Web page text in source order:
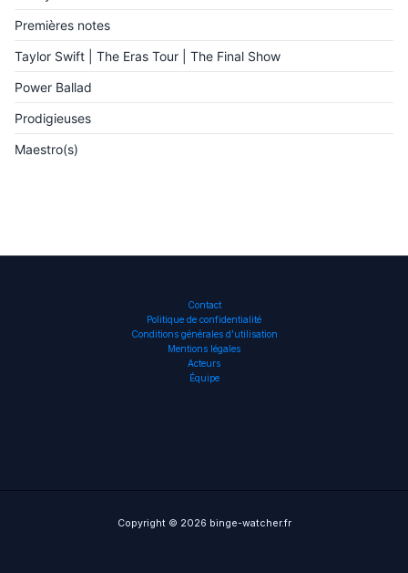
Premières notes
Taylor Swift | The Eras Tour | The Final Show
Power Ballad
Prodigieuses
Maestro(s)
Contact
Politique de confidentialité
Conditions générales d’utilisation
Mentions légales
Acteurs
Équipe
Copyright © 2026 binge-watcher.fr